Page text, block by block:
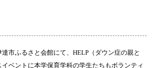
市ふるさと会館にて、HELP（ダウン症の親と
イベントに本学保育学科の学生たちもボランティ